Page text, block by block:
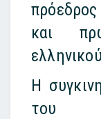
και
Η
του